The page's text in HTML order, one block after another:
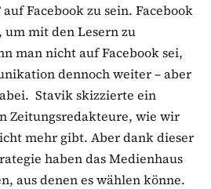
Facebook zu sein. Facebook
um mit den Lesern zu
man nicht auf Facebook sei,
dennoch weiter – aber
Stavik skizzierte ein
Zeitungsredakteure, wie wir
mehr gibt. Aber dank dieser
haben das Medienhaus
aus denen es wählen könne.